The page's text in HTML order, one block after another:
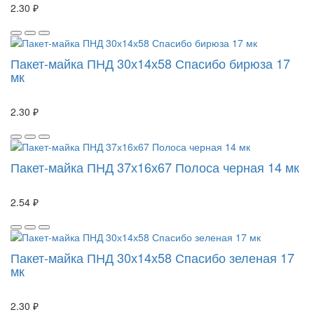
2.30 ₽
Пакет-майка ПНД 30х14х58 Спасибо бирюза 17
мк
2.30 ₽
Пакет-майка ПНД 37х16х67 Полоса черная 14 мк
2.54 ₽
Пакет-майка ПНД 30х14х58 Спасибо зеленая 17
мк
2.30 ₽